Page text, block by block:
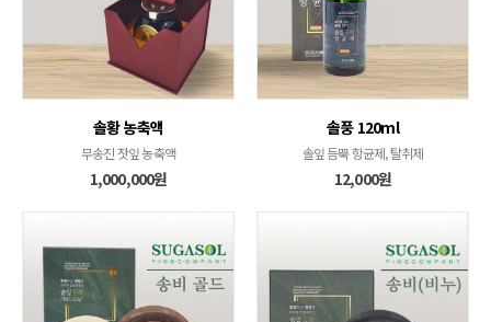
솔황 농축액
무송진 잣잎 농축액
1,000,000원
솔풍 120ml
솔잎 듬뿍 항균제, 탈취제
12,000원